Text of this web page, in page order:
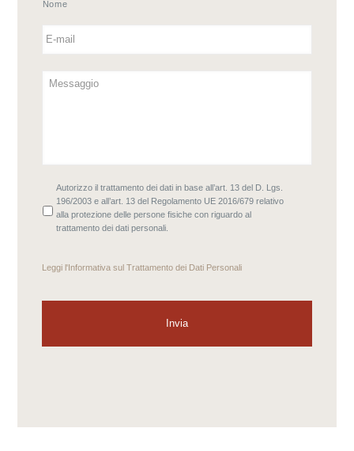
Nome
Autorizzo il trattamento dei dati in base all’art. 13 del D. Lgs.
196/2003 e all’art. 13 del Regolamento UE 2016/679 relativo
alla protezione delle persone fisiche con riguardo al
trattamento dei dati personali.
Leggi l'Informativa sul Trattamento dei Dati Personali